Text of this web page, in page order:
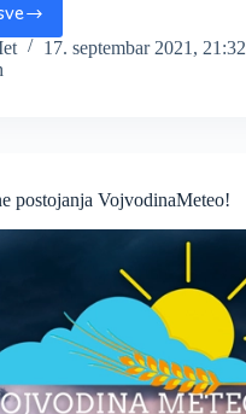
17. septembar 2021, 21:32
postojanja VojvodinaMeteo!